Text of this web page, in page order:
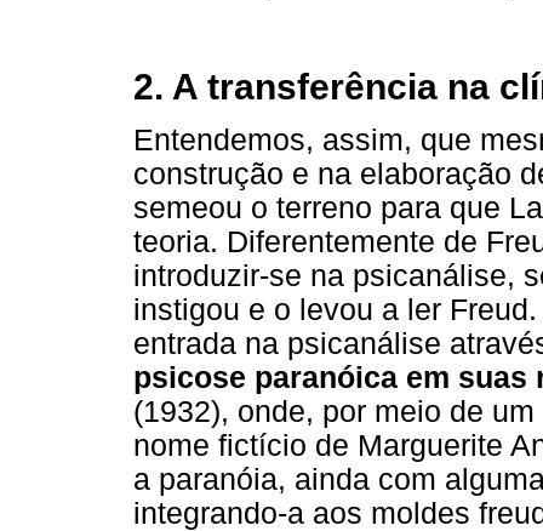
2. A transferência na
Entendemos, assim, que
construção e na elaboração
semeou o terreno para que
teoria. Diferentemente de
introduzir-se na psicanálise,
instigou e o levou a ler
entrada na psicanálise
psicose paranóica em suas
(1932), onde, por meio de
nome fictício de Marguerite
a paranóia, ainda com
integrando-a aos moldes